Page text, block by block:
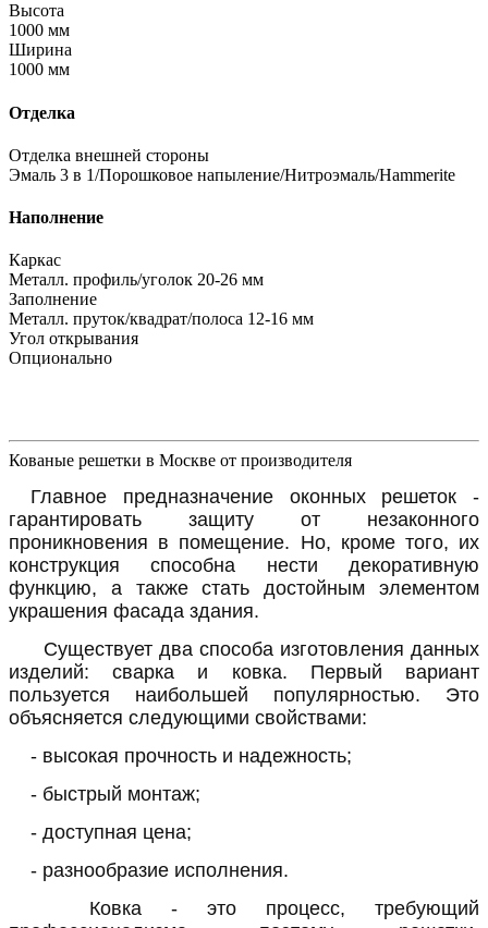
Высота
1000 мм
Ширина
1000 мм
Отделка
Отделка внешней стороны
Эмаль 3 в 1/Порошковое напыление/Нитроэмаль/Hammerite
Наполнение
Каркас
Металл. профиль/уголок 20-26 мм
Заполнение
Металл. пруток/квадрат/полоса 12-16 мм
Угол открывания
Опционально
Кованые решетки в Москве от производителя
Главное предназначение оконных решеток -
гарантировать защиту от незаконного
проникновения в помещение. Но, кроме того, их
конструкция способна нести декоративную
функцию, а также стать достойным элементом
украшения фасада здания.
Существует два способа изготовления данных
изделий: сварка и ковка. Первый вариант
пользуется наибольшей популярностью. Это
объясняется следующими свойствами:
- высокая прочность и надежность;
- быстрый монтаж;
- доступная цена;
- разнообразие исполнения.
Ковка - это процесс, требующий